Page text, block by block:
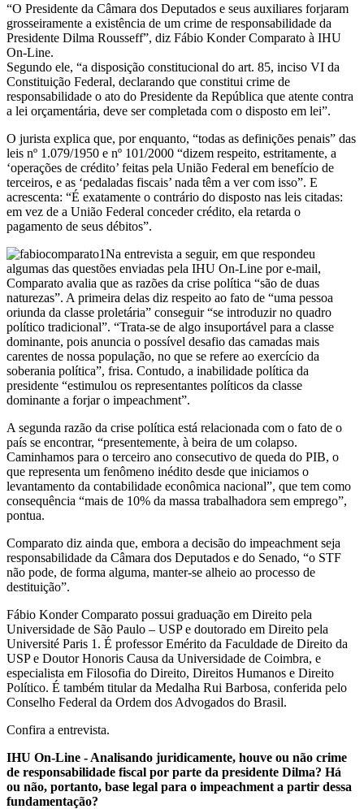
“O Presidente da Câmara dos Deputados e seus auxiliares forjaram
grosseiramente a existência de um crime de responsabilidade da
Presidente Dilma Rousseff”, diz Fábio Konder Comparato à IHU
On-Line.
Segundo ele, “a disposição constitucional do art. 85, inciso VI da
Constituição Federal, declarando que constitui crime de
responsabilidade o ato do Presidente da República que atente contra
a lei orçamentária, deve ser completada com o disposto em lei”.
O jurista explica que, por enquanto, “todas as definições penais” das
leis nº 1.079/1950 e nº 101/2000 “dizem respeito, estritamente, a
‘operações de crédito’ feitas pela União Federal em benefício de
terceiros, e as ‘pedaladas fiscais’ nada têm a ver com isso”. E
acrescenta: “É exatamente o contrário do disposto nas leis citadas:
em vez de a União Federal conceder crédito, ela retarda o
pagamento de seus débitos”.
Na entrevista a seguir, em que respondeu
algumas das questões enviadas pela IHU On-Line por e-mail,
Comparato avalia que as razões da crise política “são de duas
naturezas”. A primeira delas diz respeito ao fato de “uma pessoa
oriunda da classe proletária” conseguir “se introduzir no quadro
político tradicional”. “Trata-se de algo insuportável para a classe
dominante, pois anuncia o possível desafio das camadas mais
carentes de nossa população, no que se refere ao exercício da
soberania política”, frisa. Contudo, a inabilidade política da
presidente “estimulou os representantes políticos da classe
dominante a forjar o impeachment”.
A segunda razão da crise política está relacionada com o fato de o
país se encontrar, “presentemente, à beira de um colapso.
Caminhamos para o terceiro ano consecutivo de queda do PIB, o
que representa um fenômeno inédito desde que iniciamos o
levantamento da contabilidade econômica nacional”, que tem como
consequência “mais de 10% da massa trabalhadora sem emprego”,
pontua.
Comparato diz ainda que, embora a decisão do impeachment seja
responsabilidade da Câmara dos Deputados e do Senado, “o STF
não pode, de forma alguma, manter-se alheio ao processo de
destituição”.
Fábio Konder Comparato possui graduação em Direito pela
Universidade de São Paulo – USP e doutorado em Direito pela
Université Paris 1. É professor Emérito da Faculdade de Direito da
USP e Doutor Honoris Causa da Universidade de Coimbra, e
especialista em Filosofia do Direito, Direitos Humanos e Direito
Político. É também titular da Medalha Rui Barbosa, conferida pelo
Conselho Federal da Ordem dos Advogados do Brasil.
Confira a entrevista.
IHU On-Line - Analisando juridicamente, houve ou não crime
de responsabilidade fiscal por parte da presidente Dilma? Há
ou não, portanto, base legal para o impeachment a partir dessa
fundamentação?